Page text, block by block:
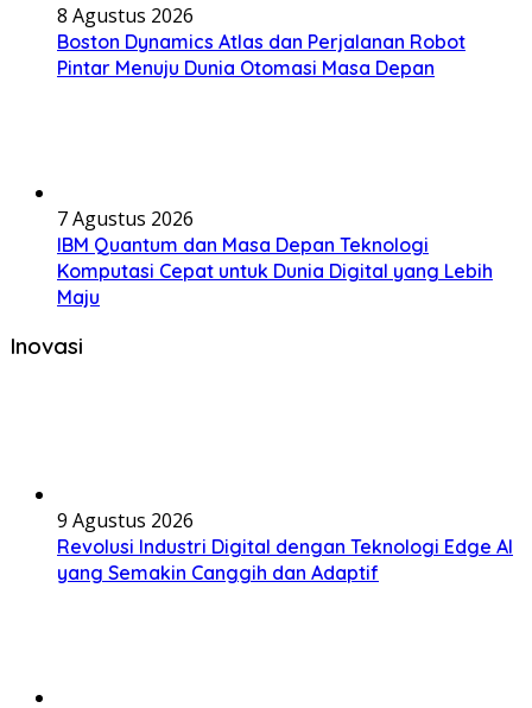
8 Agustus 2026
Boston Dynamics Atlas dan Perjalanan Robot
Pintar Menuju Dunia Otomasi Masa Depan
7 Agustus 2026
IBM Quantum dan Masa Depan Teknologi
Komputasi Cepat untuk Dunia Digital yang Lebih
Maju
Inovasi
9 Agustus 2026
Revolusi Industri Digital dengan Teknologi Edge AI
yang Semakin Canggih dan Adaptif